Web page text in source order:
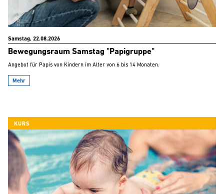
Samstag, 22.08.2026
Bewegungsraum Samstag "Papigruppe"
Angebot für Papis von Kindern im Alter von 6 bis 14 Monaten.
Mehr
KURS